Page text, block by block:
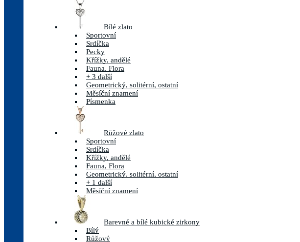
Bílé zlato
Sportovní
Srdíčka
Pecky
Křížky, andělé
Fauna, Flora
+ 3 další
Geometrický, solitérní, ostatní
Měsíční znamení
Písmenka
Růžové zlato
Sportovní
Srdíčka
Křížky, andělé
Fauna, Flora
Geometrický, solitérní, ostatní
+ 1 další
Měsíční znamení
Barevné a bílé kubické zirkony
Bílý
Růžový